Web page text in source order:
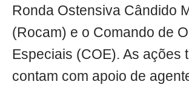
Ronda Ostensiva Cândido
(Rocam) e o Comando de
Especiais (COE). As ações
contam com apoio de